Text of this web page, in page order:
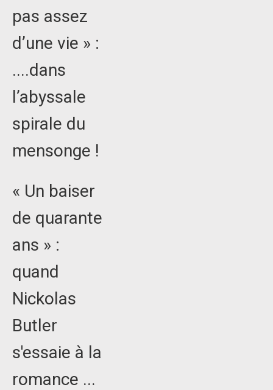
pas assez
d’une vie » :
....dans
l’abyssale
spirale du
mensonge !
« Un baiser
de quarante
ans » :
quand
Nickolas
Butler
s'essaie à la
romance ...